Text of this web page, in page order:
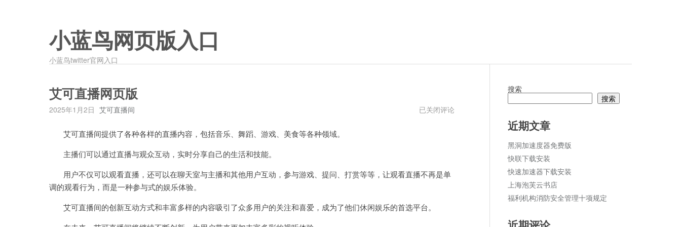
小蓝鸟网页版入口
小蓝鸟twitter官网入口
艾可直播网页版
2025年1月2日 艾可直播间
艾
已关闭评论
艾可直播间提供了各种各样的直播内容，包括音乐、舞蹈、游戏、美食等各种领域。
主播们可以通过直播与观众互动，实时分享自己的生活和技能。
用户不仅可以观看直播，还可以在聊天室与主播和其他用户互动，参与游戏、提问、打赏等等，让观看直播不再是单
调的观看行为，而是一种参与式的娱乐体验。
艾可直播间的创新互动方式和丰富多样的内容吸引了众多用户的关注和喜爱，成为了他们休闲娱乐的首选平台。
搜索
搜索
近期文章
黑洞加速度器免费版
快联下载安装
快速加速器下载安装
上海泡芙云书店
福利机构消防安全管理十项规定